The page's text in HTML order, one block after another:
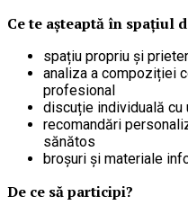
Ce te așteaptă în spațiul
spațiu propriu și
analiza a compoziției
profesional
discuție individuală cu
recomandări
sănătos
broșuri și materiale
De ce să participi?